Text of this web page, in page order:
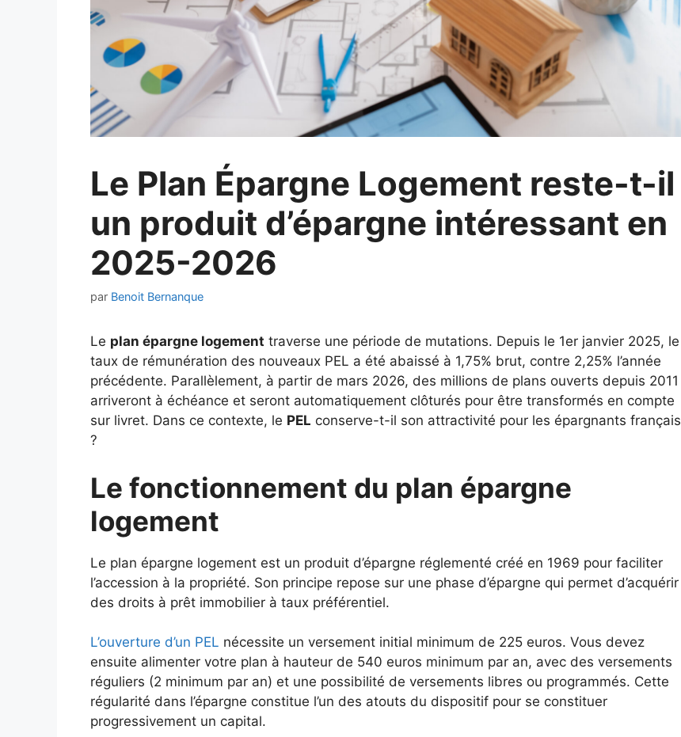
Le Plan Épargne Logement reste-t-il
un produit d’épargne intéressant en
2025-2026
par Benoit Bernanque
Le plan épargne logement traverse une période de mutations. Depuis le 1er janvier 2025, le
taux de rémunération des nouveaux PEL a été abaissé à 1,75% brut, contre 2,25% l’année
précédente. Parallèlement, à partir de mars 2026, des millions de plans ouverts depuis 2011
arriveront à échéance et seront automatiquement clôturés pour être transformés en compte
sur livret. Dans ce contexte, le PEL conserve-t-il son attractivité pour les épargnants français
?
Le fonctionnement du plan épargne
logement
Le plan épargne logement est un produit d’épargne réglementé créé en 1969 pour faciliter
l’accession à la propriété. Son principe repose sur une phase d’épargne qui permet d’acquérir
des droits à prêt immobilier à taux préférentiel.
L’ouverture d’un PEL nécessite un versement initial minimum de 225 euros. Vous devez
ensuite alimenter votre plan à hauteur de 540 euros minimum par an, avec des versements
réguliers (2 minimum par an) et une possibilité de versements libres ou programmés. Cette
régularité dans l’épargne constitue l’un des atouts du dispositif pour se constituer
progressivement un capital.